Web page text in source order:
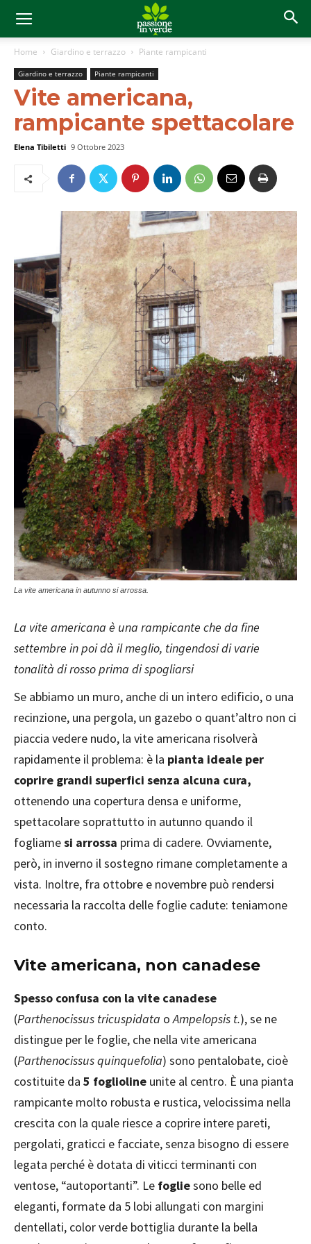
Home Giardino e terrazzo Piante rampicanti
Giardino e terrazzo Piante rampicanti
Vite americana,
rampicante spettacolare
Elena Tibiletti 9 Ottobre 2023
La vite americana in autunno si arrossa.
La vite americana è una rampicante che da fine
settembre in poi dà il meglio, tingendosi di varie
tonalità di rosso prima di spogliarsi
Se abbiamo un muro, anche di un intero edificio, o una
recinzione, una pergola, un gazebo o quant’altro non ci
piaccia vedere nudo, la vite americana risolverà
rapidamente il problema: è la pianta ideale per
coprire grandi superfici senza alcuna cura,
ottenendo una copertura densa e uniforme,
spettacolare soprattutto in autunno quando il
fogliamesi arrossa prima di cadere. Ovviamente,
però, in inverno il sostegno rimane completamente a
vista. Inoltre, fra ottobre e novembre può rendersi
necessaria la raccolta delle foglie cadute: teniamone
conto.
Vite americana, non canadese
Spesso confusa con la vite canadese
(Parthenocissus tricuspidata oAmpelopsis t.), se ne
distingue per le foglie, che nella vite americana
(Parthenocissus quinquefolia) sono pentalobate, cioè
costituite da 5 foglioline unite al centro. È una pianta
rampicante molto robusta e rustica, velocissima nella
crescita con la quale riesce a coprire intere pareti,
pergolati, graticci e facciate, senza bisogno di essere
legata perché è dotata di viticci terminanti con
ventose, “autoportanti”. Le fogliesono belle ed
eleganti, formate da 5 lobi allungati con margini
dentellati, color verde bottiglia durante la bella